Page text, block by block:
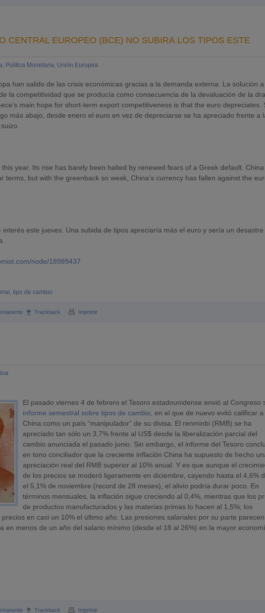
CENTRAL EUROPEO (BCE) NO SUBIRÁ LOS TIPOS ESTE
, Política Monetaria, Unión Europea
han salido de las crisis económicas gracias a la demanda externa. La solución a
la competitividad que se producía como consecuencia de la devaluación de la
main hope for short-term export competitiveness is that the euro depreciates.
más abajo, desde enero el euro en vez de depreciarse se ha apreciado frente a
year. Its rise has barely been halted by renewed fears of a Greek default.
terms, but with the greenback so weak, China’s currency has fallen against the
este jueves. Una subida de tipos apreciaría más el euro y sería un
node/18989437
,tipo de cambio
Trackback Imprimir
El pasado viernes 4 de febrero el Tesoro estadounidense envió al Congreso
informe semestral sobre tipos de cambio , en el que de nuevo evitó calificar a
China como un país “manipulador” de su divisa. El renminbi (RMB) se ha
apreciado tan sólo un 3,7% frente al US$ desde la liberalización parcial del
cambio anunciada el pasado junio. Sin embargo, el informe del Tesoro
en tono conciliador que la creciente inflación China ha supuesto de hecho
apreciación real del RMB superior al 10% anual. Y es que aunque el
de los precios se moderó ligeramente en diciembre, cayendo hasta el 4,6%
el 5,1% de noviembre (record de 28 meses), el alivio podría durar poco. En
términos mensuales, la inflación sigue creciendo al 0,4%, mientras que los
de productos manufacturados y las materias primas lo hacen al 1,5%; los
en casi un 10% el último año. Las presiones salariales por su parte parecen
en menos de un año del salario mínimo (desde el 18 al 26%) en la mayor
Trackback Imprimir